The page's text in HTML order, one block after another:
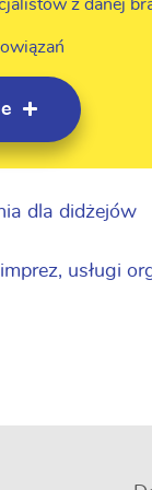
z danej
dla didżejów
usługi